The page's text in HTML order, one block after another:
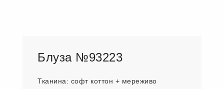
Блуза №93223
Тканина: софт коттон + мереживо